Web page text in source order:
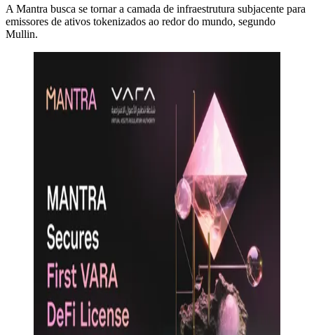
A Mantra busca se tornar a camada de infraestrutura subjacente para
emissores de ativos tokenizados ao redor do mundo, segundo
Mullin.